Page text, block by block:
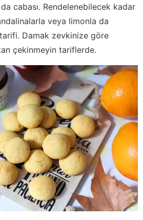
cabası. Rendelenebilecek kadar
veya limonla da
Damak zevkinize göre
çekinmeyin tariflerde.